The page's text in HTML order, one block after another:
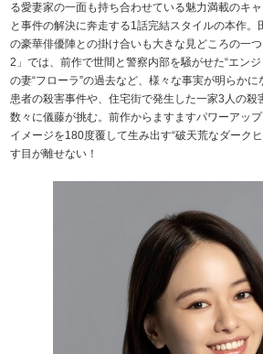
る愛妻家の一面も持ち合わせている魅力満載のキ
と事件の解決に奔走する1話完結スタイルの本作。
の豪華俳優陣との掛け合いも大きな見どころの一
2」では、前作で世間と警察内部を騒がせた“エン
の妻“フローラ”の過去など、様々な事実が明らか
患者の殺害事件や、住宅街で発生した一家3人の殺
数々に儀藤が挑む。前作からますますパワーアッ
イメージを180度覆して生み出す“破天荒なダーク
す目が離せない！